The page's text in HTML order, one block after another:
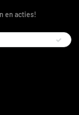
en acties!